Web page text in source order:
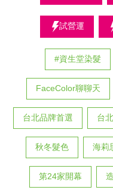
試營運
#資生堂染髮
FaceColor聊聊天
台北品牌首選 台
秋冬髮色 海莉
第24家開幕